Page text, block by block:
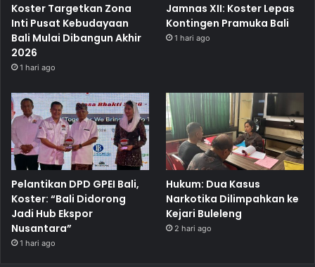
Koster Targetkan Zona
Inti Pusat Kebudayaan
Bali Mulai Dibangun Akhir
2026
1 hari ago
Jamnas XII: Koster Lepas
Kontingen Pramuka Bali
1 hari ago
Pelantikan DPD GPEI Bali,
Koster: “Bali Didorong
Jadi Hub Ekspor
Nusantara”
1 hari ago
Hukum: Dua Kasus
Narkotika Dilimpahkan ke
Kejari Buleleng
2 hari ago